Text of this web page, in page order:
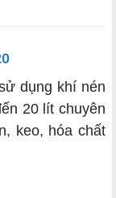
dụng khí nén
20 lít chuyên
keo, hóa chất